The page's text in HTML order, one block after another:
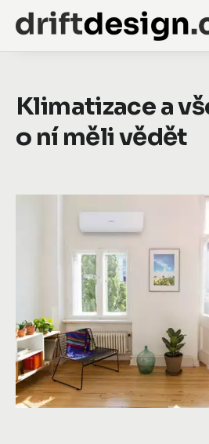
Klimatizace a
o ní měli vědět